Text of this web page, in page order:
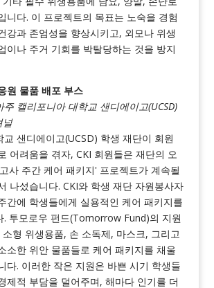
니다. 이 프로젝트의 목표는 노숙을 경험
강과 존엄성을 향상시키고, 외모나 위생
이나 주거 기회를 박탈당하는 것을 방지
원 물품 배포 부스
주 캘리포니아 대학교 샌디에이고(UCSD)
널
교 샌디에이고(UCSD) 학생 재단이 회원
어려움을 겪자, CKI 회원들은 재단의 오
사 주간 케어 패키지' 프로젝트가 계속될
나섰습니다. CKI와 학생 재단 자원봉사자
간에 학생들에게 실용적인 케어 패키지를
. 투모로우 펀드(Tomorrow Fund)의 지원
형 위생용품, 손 소독제, 마스크, 그리고
소한 위안 물품들로 케어 패키지를 채울
다. 이러한 작은 지원은 바쁜 시기 학생들
제적 부담을 덜어주며, 해마다 인기를 더